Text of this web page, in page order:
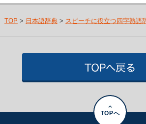
TOP > 日本語辞典> スピーチに役立つ四字熟語
TOPへ